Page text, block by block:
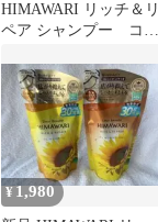
HIMAWARI リッチ＆リ
ペア シャンプー コン
セット
¥1,980